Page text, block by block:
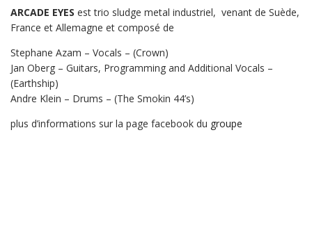
ARCADE EYES est trio sludge metal industriel, venant de Suède,
France et Allemagne et composé de
Stephane Azam – Vocals – (Crown)
Jan Oberg – Guitars, Programming and Additional Vocals –
(Earthship)
Andre Klein – Drums – (The Smokin 44’s)
plus d’informations sur la page facebook du groupe